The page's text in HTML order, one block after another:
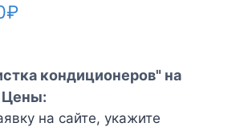
₽
кондиционеров" на
Цены:
на сайте, укажите